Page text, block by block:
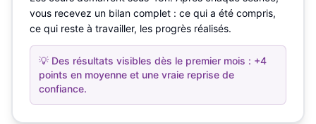
vous recevez un bilan complet : ce qui a été compris,
ce qui reste à travailler, les progrès réalisés.
💡 Des résultats visibles dès le premier mois : +4
points en moyenne et une vraie reprise de
confiance.